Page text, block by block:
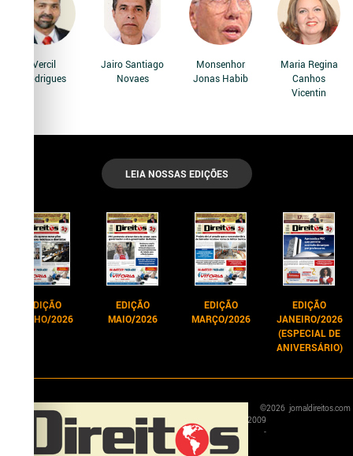
Vercil
Rodrigues
Jairo Santiago
Novaes
Monsenhor
Jonas Habib
Maria Regina
Canhos
Vicentin
LEIA NOSSAS EDIÇÕES
EDIÇÃO
JUNHO/2026
EDIÇÃO
MAIO/2026
EDIÇÃO
MARÇO/2026
EDIÇÃO
JANEIRO/2026
(ESPECIAL DE
ANIVERSÁRIO)
©
2009
-
2026 jornaldireitos.com